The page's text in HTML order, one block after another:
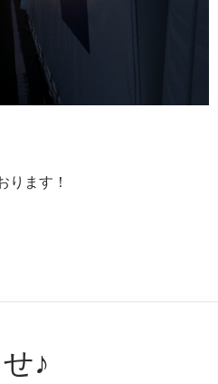
ります！
♪